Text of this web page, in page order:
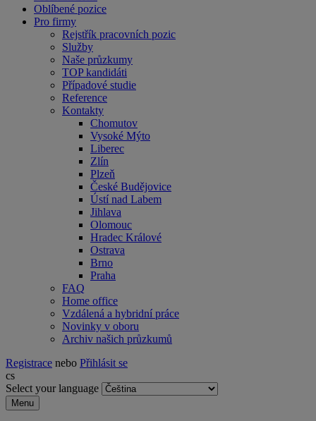
Oblíbené pozice
Pro firmy
Rejstřík pracovních pozic
Služby
Naše průzkumy
TOP kandidáti
Případové studie
Reference
Kontakty
Chomutov
Vysoké Mýto
Liberec
Zlín
Plzeň
České Budějovice
Ústí nad Labem
Jihlava
Olomouc
Hradec Králové
Ostrava
Brno
Praha
FAQ
Home office
Vzdálená a hybridní práce
Novinky v oboru
Archiv našich průzkumů
Registrace nebo Přihlásit se
cs
Select your language
Menu